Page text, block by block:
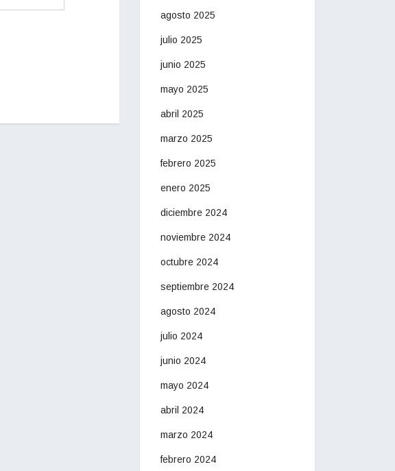
agosto 2025
julio 2025
junio 2025
mayo 2025
abril 2025
marzo 2025
febrero 2025
enero 2025
diciembre 2024
noviembre 2024
octubre 2024
septiembre 2024
agosto 2024
julio 2024
junio 2024
mayo 2024
abril 2024
marzo 2024
febrero 2024